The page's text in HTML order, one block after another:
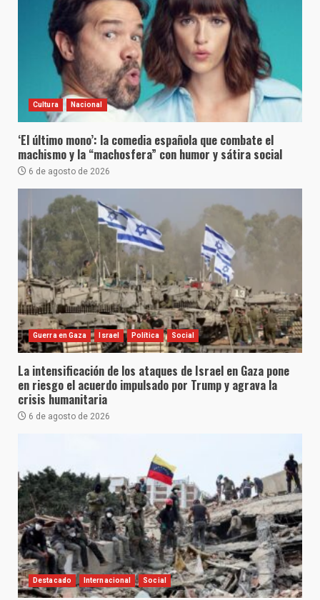
Cultura Nacional
‘El último mono’: la comedia española que combate el
machismo y la “machosfera” con humor y sátira social
6 de agosto de 2026
Guerra en Gaza Israel Política Social
La intensificación de los ataques de Israel en Gaza pone
en riesgo el acuerdo impulsado por Trump y agrava la
crisis humanitaria
6 de agosto de 2026
Destacado Internacional Social